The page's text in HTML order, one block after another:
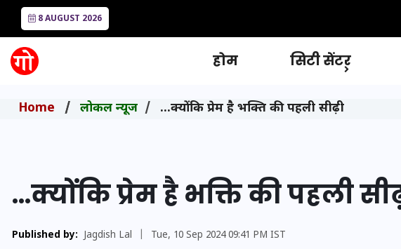
8 AUGUST 2026
होम सिटी सेंटर
Home लोकल न्यूज …क्योंकि प्रेम है भक्ति की पहली सीढ़ी
…क्योंकि प्रेम है भक्ति की पहली
Published by: Jagdish Lal Tue, 10 Sep 2024 09:41 PM IST